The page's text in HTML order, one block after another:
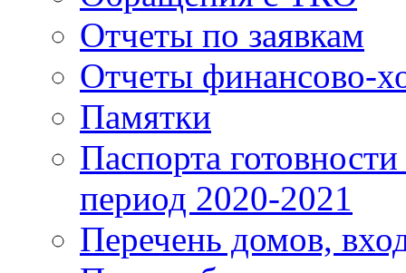
Отчеты по заявкам
Отчеты финансово-
Памятки
Паспорта
период 2020-2021
Перечень домов,